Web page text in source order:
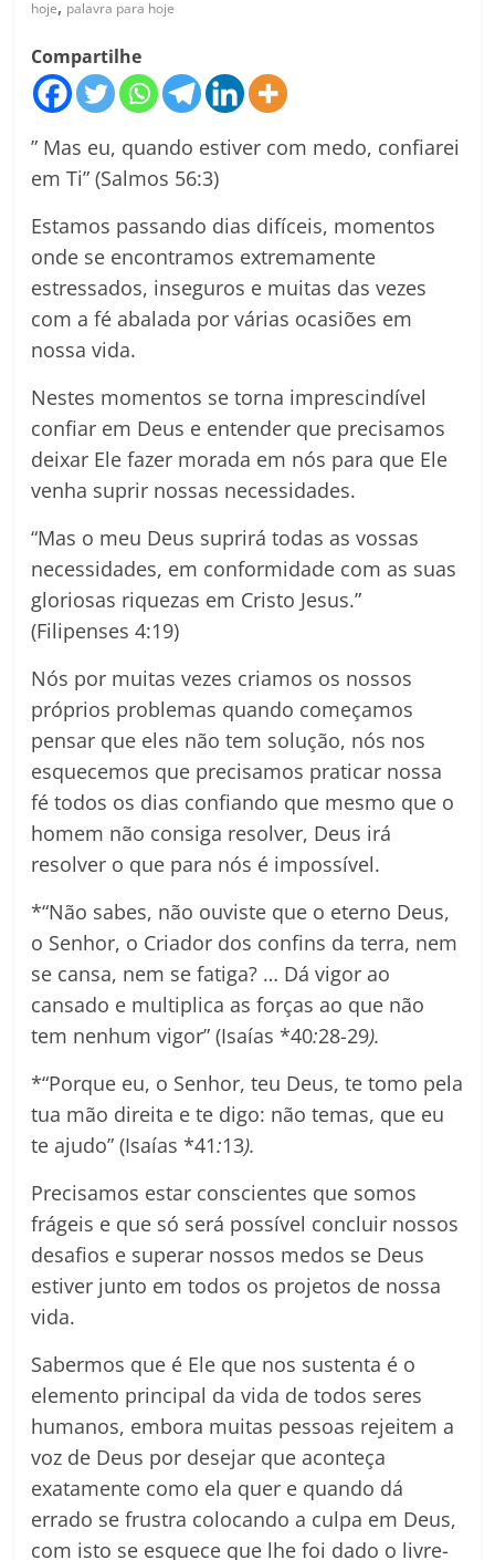
hoje, palavra para hoje
Compartilhe
” Mas eu, quando estiver com medo, confiarei
em Ti” (Salmos 56:3)
Estamos passando dias difíceis, momentos
onde se encontramos extremamente
estressados, inseguros e muitas das vezes
com a fé abalada por várias ocasiões em
nossa vida.
Nestes momentos se torna imprescindível
confiar em Deus e entender que precisamos
deixar Ele fazer morada em nós para que Ele
venha suprir nossas necessidades.
“Mas o meu Deus suprirá todas as vossas
necessidades, em conformidade com as suas
gloriosas riquezas em Cristo Jesus.”
(Filipenses 4:19)
Nós por muitas vezes criamos os nossos
próprios problemas quando começamos
pensar que eles não tem solução, nós nos
esquecemos que precisamos praticar nossa
fé todos os dias confiando que mesmo que o
homem não consiga resolver, Deus irá
resolver o que para nós é impossível.
*“Não sabes, não ouviste que o eterno Deus,
o Senhor, o Criador dos confins da terra, nem
se cansa, nem se fatiga? … Dá vigor ao
cansado e multiplica as forças ao que não
tem nenhum vigor” (Isaías *40:28-29).
*“Porque eu, o Senhor, teu Deus, te tomo pela
tua mão direita e te digo: não temas, que eu
te ajudo” (Isaías *41:13).
Precisamos estar conscientes que somos
frágeis e que só será possível concluir nossos
desafios e superar nossos medos se Deus
estiver junto em todos os projetos de nossa
vida.
Sabermos que é Ele que nos sustenta é o
elemento principal da vida de todos seres
humanos, embora muitas pessoas rejeitem a
voz de Deus por desejar que aconteça
exatamente como ela quer e quando dá
errado se frustra colocando a culpa em Deus,
com isto se esquece que lhe foi dado o livre-